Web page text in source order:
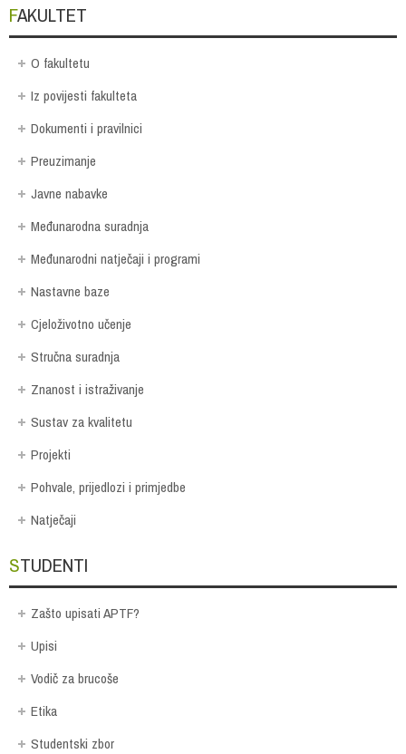
FAKULTET
O fakultetu
Iz povijesti fakulteta
Dokumenti i pravilnici
Preuzimanje
Javne nabavke
Međunarodna suradnja
Međunarodni natječaji i programi
Nastavne baze
Cjeloživotno učenje
Stručna suradnja
Znanost i istraživanje
Sustav za kvalitetu
Projekti
Pohvale, prijedlozi i primjedbe
Natječaji
STUDENTI
Zašto upisati APTF?
Upisi
Vodič za brucoše
Etika
Studentski zbor